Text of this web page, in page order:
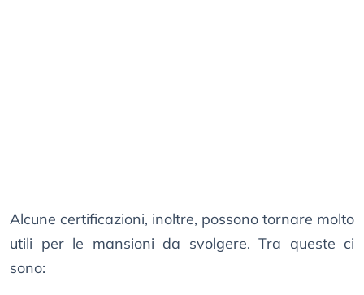
Alcune certificazioni, inoltre, possono tornare molto
utili per le mansioni da svolgere. Tra queste ci
sono: